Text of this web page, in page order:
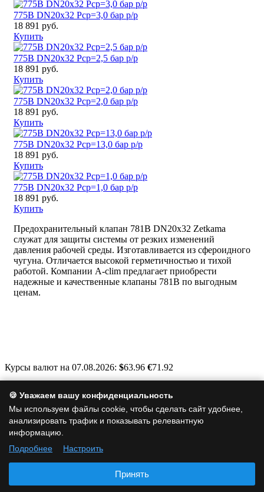
775B DN20x32 Pср=3,0 бар р/р
18 891 руб.
Купить
775B DN20x32 Pср=2,5 бар р/р
18 891 руб.
Купить
775B DN20x32 Pср=2,0 бар р/р
18 891 руб.
Купить
775B DN20x32 Pср=13,0 бар р/р
18 891 руб.
Купить
775B DN20x32 Pср=1,0 бар р/р
18 891 руб.
Купить
Предохранительный клапан 781B DN20x32 Zetkama
служат для защиты системы от резких изменений
давления рабочей среды. Изготавливается из сфероидного
чугуна. Отличается высокой герметичностью и тихой
работой. Компании A-clim предлагает приобрести
надежные и качественные клапаны 781B по выгодным
ценам.
Курсы валют на 07.08.2026: $63.96 €71.92
info@a-clim.ru
+7 (495) 128-19-35
Политика обработки персональных данных
использования cookie
|
Согласие на обработку персональных
данных
🍪 Уважаем вашу конфиденциальность
Мы используем файлы cookie, чтобы сделать сайт удобнее,
анализировать трафик и показывать релевантную
информацию.
Подробнее
Настроить
Принять